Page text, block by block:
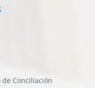
Conciliación